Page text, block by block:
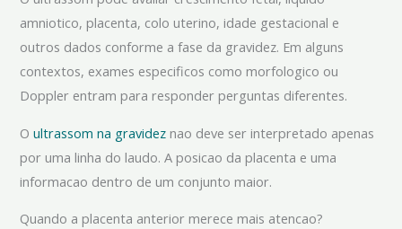
amniotico, placenta, colo uterino, idade gestacional e
outros dados conforme a fase da gravidez. Em alguns
contextos, exames especificos como morfologico ou
Doppler entram para responder perguntas diferentes.
Oultrassom na gravidez nao deve ser interpretado apenas
por uma linha do laudo. A posicao da placenta e uma
informacao dentro de um conjunto maior.
Quando a placenta anterior merece mais atencao?